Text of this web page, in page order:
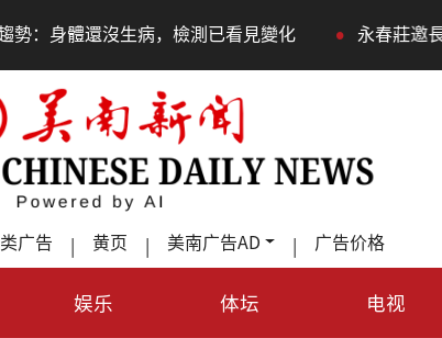
病，檢測已看見變化 • 永春莊邀長輩體驗退休
广告 | 黄页 | 美南广告AD | 广告价格
娱乐 体坛 电视